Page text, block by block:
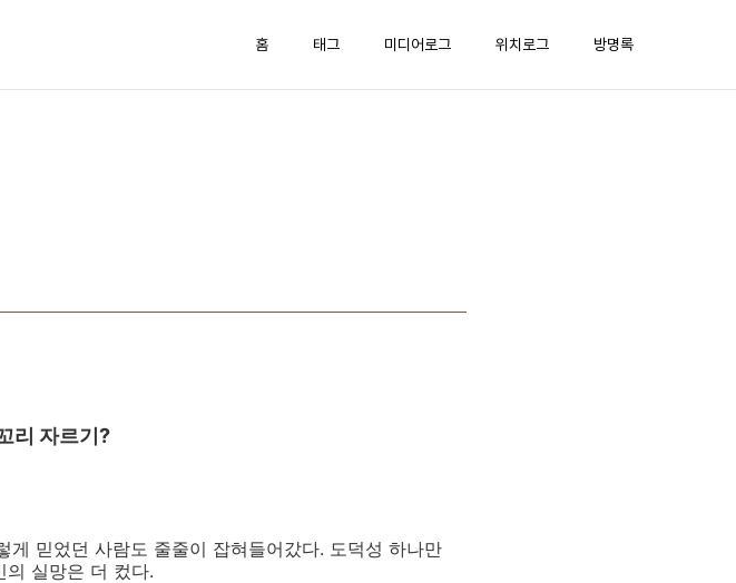
홈 태그 미디어로그 위치로그 방명록
리 자르기?
믿었던 사람도 줄줄이 잡혀들어갔다. 도덕성 하나만
의 실망은 더 컸다.